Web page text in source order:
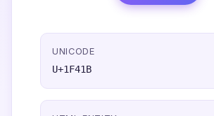
UNICODE
U+1F41B